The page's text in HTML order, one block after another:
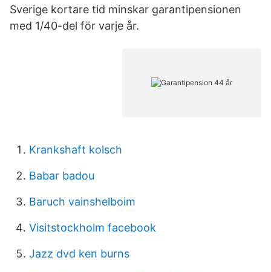
Sverige kortare tid minskar garantipensionen
med 1/40-del för varje år.
Krankshaft kolsch
Babar badou
Baruch vainshelboim
Visitstockholm facebook
Jazz dvd ken burns